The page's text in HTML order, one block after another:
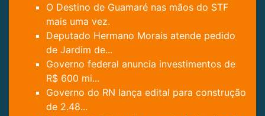
O Destino de Guamaré nas mãos do STF
mais uma vez.
Deputado Hermano Morais atende pedido
de Jardim de...
Governo federal anuncia investimentos de
R$ 600 mi...
Governo do RN lança edital para construção
de 2.48...